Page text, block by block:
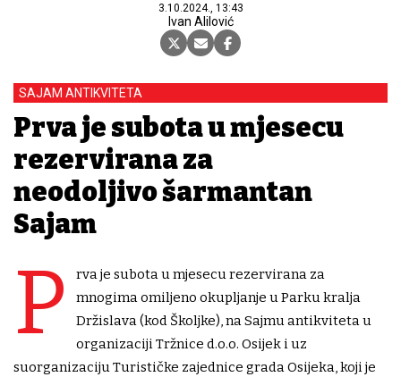
3.10.2024., 13:43
Ivan Alilović
SAJAM ANTIKVITETA
Prva je subota u mjesecu
rezervirana za
neodoljivo šarmantan
Sajam
P
rva je subota u mjesecu rezervirana za
mnogima omiljeno okupljanje u Parku kralja
Držislava (kod Školjke), na Sajmu antikviteta u
organizaciji Tržnice d.o.o. Osijek i uz
suorganizaciju Turističke zajednice grada Osijeka, koji je